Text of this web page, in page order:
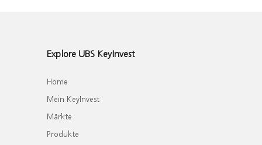
Explore UBS KeyInvest
Home
Mein KeyInvest
Märkte
Produkte